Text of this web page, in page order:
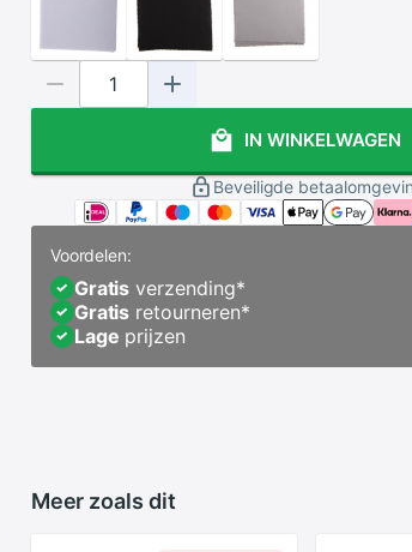
IN WINKELWAGEN
Beveiligde
Voordelen:
Gratis verzending*
Gratis retourneren*
Lage prijzen
Meer zoals dit